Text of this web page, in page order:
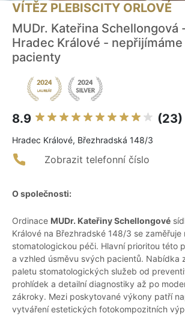
VÍTĚZ PLEBISCITY ORLOVÉ
MUDr. Kateřina Schellongová
Hradec Králové - nepřijímáme
pacienty
8.9 (23)
Hradec Králové, Březhradská 148/3
Zobrazit telefonní číslo
O společnosti:
Ordinace MUDr. Kateřiny Schellongové
Králové na Březhradské 148/3 se zaměřuje
stomatologickou péči. Hlavní prioritou této
a vzhled úsměvu svých pacientů. Nabídka
paletu stomatologických služeb od
prohlídek a detailní diagnostiky až po
zákroky. Mezi poskytované výkony patří
vytváření estetických fotokompozitních